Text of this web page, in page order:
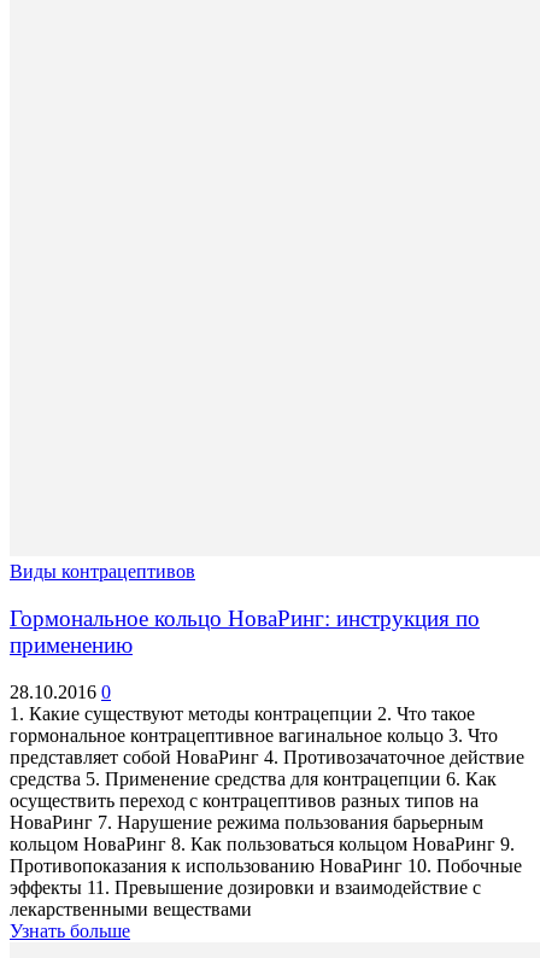
Виды контрацептивов
Гормональное кольцо НоваРинг: инструкция по
применению
28.10.2016 0
1. Какие существуют методы контрацепции 2. Что такое
гормональное контрацептивное вагинальное кольцо 3. Что
представляет собой НоваРинг 4. Противозачаточное действие
средства 5. Применение средства для контрацепции 6. Как
осуществить переход с контрацептивов разных типов на
НоваРинг 7. Нарушение режима пользования барьерным
кольцом НоваРинг 8. Как пользоваться кольцом НоваРинг 9.
Противопоказания к использованию НоваРинг 10. Побочные
эффекты 11. Превышение дозировки и взаимодействие с
лекарственными веществами
Узнать больше